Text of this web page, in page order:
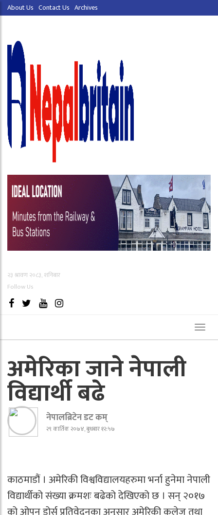
About Us Contact Us Archives
२३ श्रावण २०८३, शनिबार
Follow Us
अमेरिका जाने नेपाली
विद्यार्थी बढे
नेपालब्रिटेन डट कम्
२९ कार्तिक २०७४, बुधबार १२:५७
काठमाडौं । अमेरिकी विश्वविद्यालयहरुमा भर्ना हुनेमा नेपाली
विद्यार्थीको संख्या क्रमशः बढेको देखिएको छ । सन् २०१७